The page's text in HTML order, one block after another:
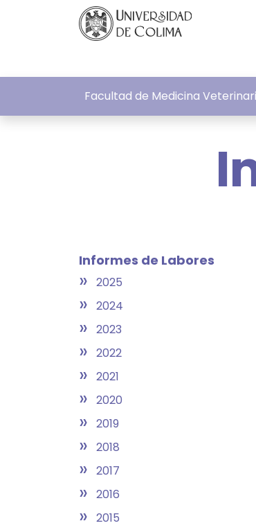
Facultad de Medicina
Informes de Labores
» 2025
» 2024
» 2023
» 2022
» 2021
» 2020
» 2019
» 2018
» 2017
» 2016
» 2015